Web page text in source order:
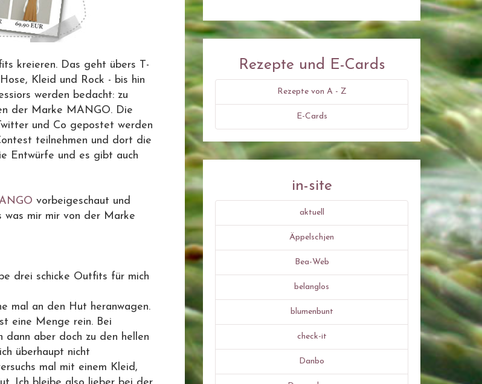
kreieren. Das geht übers T-
Kleid und Rock - bis hin
werden bedacht: zu
der Marke MANGO. Die
und Co gepostet werden
teilnehmen und dort die
Entwürfe und es gibt auch
vorbeigeschaut und
was mir mir von der Marke
drei schicke Outfits für mich
mal an den Hut heranwagen.
eine Menge rein. Bei
aber doch zu den hellen
überhaupt nicht
mal mit einem Kleid,
Rezepte und E-Cards
Rezepte von A - Z
E-Cards
in-site
aktuell
Äppelschjen
Bea-Web
belanglos
blumenbunt
check-it
Danbo